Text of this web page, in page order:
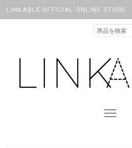
LINKABLE OFFICIAL ONLINE STORE